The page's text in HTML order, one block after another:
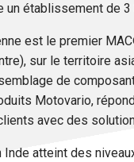
un établissement de 3
est le premier
sur le territoire
de
Motovario,
avec des
Inde atteint des